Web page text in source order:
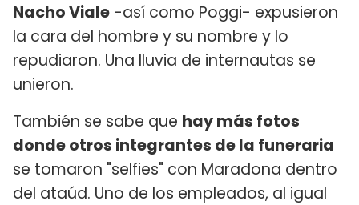
Nacho Viale -así como Poggi- expusieron
la cara del hombre y su nombre y lo
repudiaron. Una lluvia de internautas se
unieron.
También se sabe que hay más fotos
donde otros integrantes de la funeraria
se tomaron "selfies" con Maradona dentro
del ataúd. Uno de los empleados, al igual